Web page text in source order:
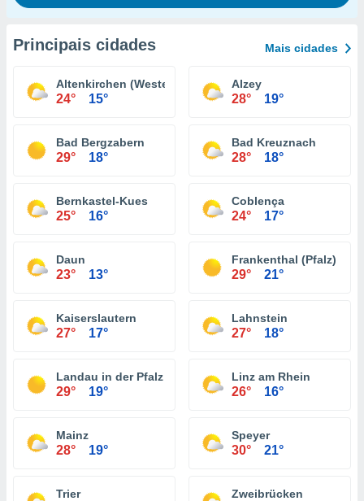
Principais cidades Mais cidades
Altenkirchen (Westerwald)
24° 15°
Alzey
28° 19°
Bad Bergzabern
29° 18°
Bad Kreuznach
28° 18°
Bernkastel-Kues
25° 16°
Coblença
24° 17°
Daun
23° 13°
Frankenthal (Pfalz)
29° 21°
Kaiserslautern
27° 17°
Lahnstein
27° 18°
Landau in der Pfalz
29° 19°
Linz am Rhein
26° 16°
Mainz
28° 19°
Speyer
30° 21°
Trier Zweibrücken